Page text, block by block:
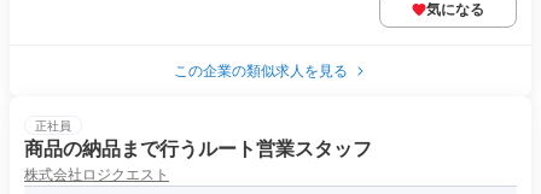
気になる
この企業の類似求人を見る
正社員
商品の納品まで行うルート営業スタッフ
株式会社ロジクエスト